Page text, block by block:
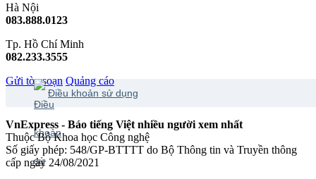
Hà Nội
083.888.0123
Tp. Hồ Chí Minh
082.233.3555
Gửi tòa soạn Quảng cáo
Điều khoản sử dụng
VnExpress - Báo tiếng Việt nhiều người xem nhất
Thuộc Bộ Khoa học Công nghệ
Số giấy phép: 548/GP-BTTTT do Bộ Thông tin và Truyền thông
cấp ngày 24/08/2021